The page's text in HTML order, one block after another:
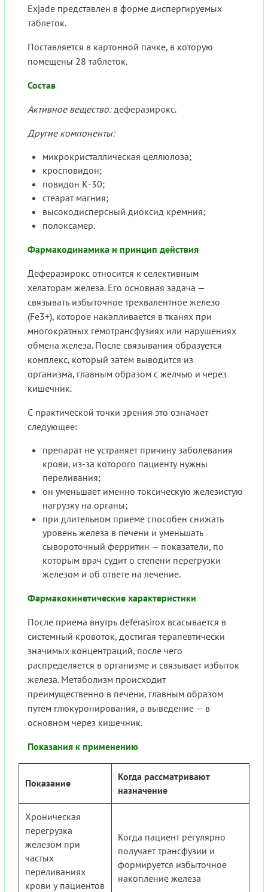
Exjade представлен в форме диспергируемых
таблеток.
Поставляется в картонной пачке, в которую
помещены 28 таблеток.
Состав
Активное вещество: деферазирокс.
Другие компоненты:
микрокристаллическая целлюлоза;
кросповидон;
повидон К-30;
стеарат магния;
высокодисперсный диоксид кремния;
полоксамер.
Фармакодинамика и принцип действия
Деферазирокс относится к селективным
хелаторам железа. Его основная задача —
связывать избыточное трехвалентное железо
(Fe3+), которое накапливается в тканях при
многократных гемотрансфузиях или нарушениях
обмена железа. После связывания образуется
комплекс, который затем выводится из
организма, главным образом с желчью и через
кишечник.
С практической точки зрения это означает
следующее:
препарат не устраняет причину заболевания
крови, из-за которого пациенту нужны
переливания;
он уменьшает именно токсическую железистую
нагрузку на органы;
при длительном приеме способен снижать
уровень железа в печени и уменьшать
сывороточный ферритин — показатели, по
которым врач судит о степени перегрузки
железом и об ответе на лечение.
Фармакокинетические характеристики
После приема внутрь deferasirox всасывается в
системный кровоток, достигая терапевтически
значимых концентраций, после чего
распределяется в организме и связывает избыток
железа. Метаболизм происходит
преимущественно в печени, главным образом
путем глюкуронирования, а выведение — в
основном через кишечник.
Показания к применению
Показание
Когда рассматривают
назначение
Хроническая
перегрузка
железом при
частых
переливаниях
крови у пациентов
Когда пациент регулярно
получает трансфузии и
формируется избыточное
накопление железа